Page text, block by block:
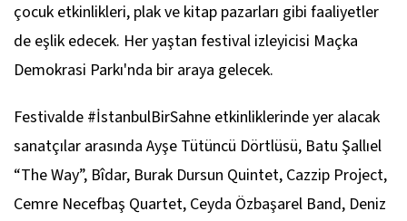
çocuk etkinlikleri, plak ve kitap pazarları gibi faaliyetler
de eşlik edecek. Her yaştan festival izleyicisi Maçka
Demokrasi Parkı'nda bir araya gelecek.
Festivalde #İstanbulBirSahne etkinliklerinde yer alacak
sanatçılar arasında Ayşe Tütüncü Dörtlüsü, Batu Şallıel
“The Way”, Bîdar, Burak Dursun Quintet, Cazzip Project,
Cemre Necefbaş Quartet, Ceyda Özbaşarel Band, Deniz